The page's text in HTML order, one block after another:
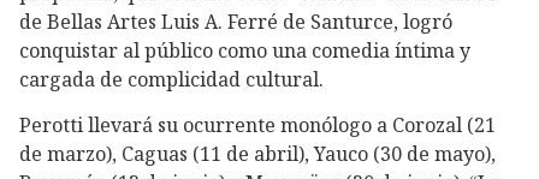
de Bellas Artes Luis A. Ferré de Santurce, logró
conquistar al público como una comedia íntima y
cargada de complicidad cultural.
Perotti llevará su ocurrente monólogo a Corozal (21
de marzo), Caguas (11 de abril), Yauco (30 de mayo),